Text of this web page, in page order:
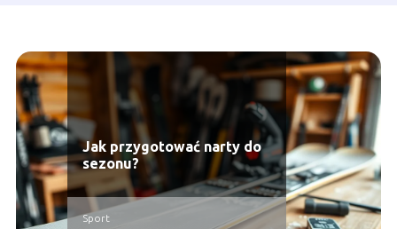
Jak przygotować narty do
sezonu?
Sport